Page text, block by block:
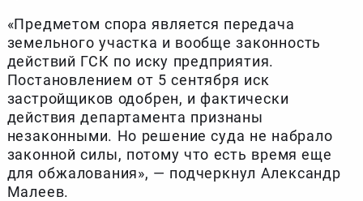
«Предметом спора является передача
земельного участка и вообще законность
действий ГСК по иску предприятия.
Постановлением от 5 сентября иск
застройщиков одобрен, и фактически
действия департамента признаны
незаконными. Но решение суда не набрало
законной силы, потому что есть время еще
для обжалования», — подчеркнул Александр
Малеев.